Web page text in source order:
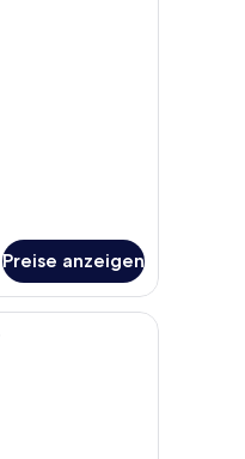
Preise anzeigen
Blick ins Freie.
Suite, 2 Schlafzimmer | Eigene